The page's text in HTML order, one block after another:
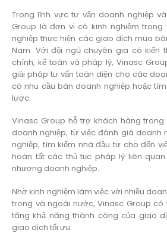
Trong lĩnh vực tư vấn doanh nghiệp
Group là đơn vị có kinh nghiệm
nghiệp thực hiện các giao dịch mua
Nam. Với đội ngũ chuyên gia có kiến
chính, kế toán và pháp lý, Vinasc
giải pháp tư vấn toàn diện cho các
có nhu cầu bán doanh nghiệp hoặc
lược.
Vinasc Group hỗ trợ khách hàng
doanh nghiệp, từ việc đánh giá doanh
nghiệp, tìm kiếm nhà đầu tư cho đến
hoàn tất các thủ tục pháp lý liên
nhượng doanh nghiệp.
Nhờ kinh nghiệm làm việc với nhiều
trong và ngoài nước, Vinasc Group có
tăng khả năng thành công của giao
giao dịch tối ưu.